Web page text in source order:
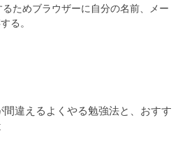
ためブラウザーに自分の名前、メー
る。
間違えるよくやる勉強法と、おすす